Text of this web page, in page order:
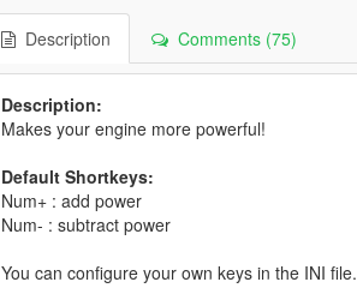
Description Comments (75)
Description:
Makes your engine more powerful!
Default Shortkeys:
Num+ : add power
Num- : subtract power
You can configure your own keys in the INI file.